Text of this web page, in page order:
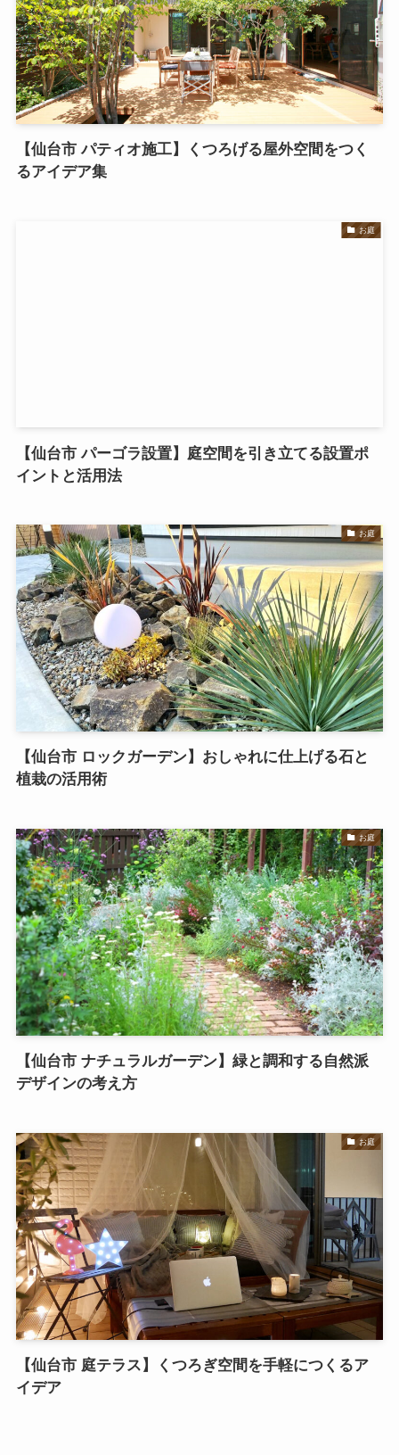
【仙台市 パティオ施工】くつろげる屋外空間をつく
るアイデア集
お庭
【仙台市 パーゴラ設置】庭空間を引き立てる設置ポ
イントと活用法
お庭
【仙台市 ロックガーデン】おしゃれに仕上げる石と
植栽の活用術
お庭
【仙台市 ナチュラルガーデン】緑と調和する自然派
デザインの考え方
お庭
【仙台市 庭テラス】くつろぎ空間を手軽につくるア
イデア